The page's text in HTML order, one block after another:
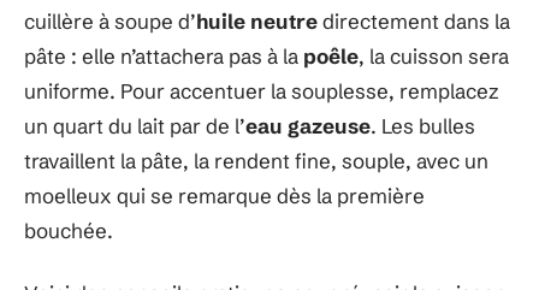
cuillère à soupe d’huile neutredirectement dans la
pâte : elle n’attachera pas à la poêle, la cuisson sera
uniforme. Pour accentuer la souplesse, remplacez
un quart du lait par de l’eau gazeuse. Les bulles
travaillent la pâte, la rendent fine, souple, avec un
moelleux qui se remarque dès la première
bouchée.